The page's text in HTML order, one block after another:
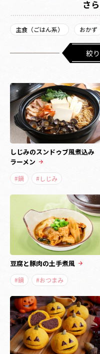
さ
主食（ごはん系） おかず
絞
しじみのスンドゥブ風煮込み
ラーメン
#鍋 #しじみ
豆腐と豚肉の土手煮風
#鍋 #おつまみ